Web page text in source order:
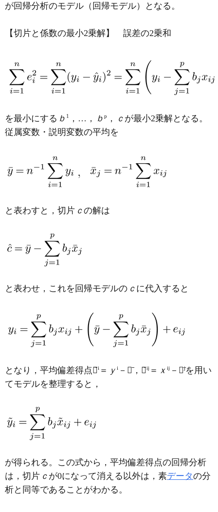
が回帰分析のモデル（回帰モデル）となる。
【切片と係数の最小2乗解】 誤差の2乗和
を最小にする ｂ 1 ，…， ｂ p ， ｃ が最小2乗解となる。
従属変数・説明変数の平均を
と表わすと，切片 ｃの解は
と表わせ，これを回帰モデルの ｃ に代入すると
となり，平均偏差得点ｙ̃i ＝ ｙ i － ｙ̄， ｘ̃ij ＝ ｘ ij － ｘ̄jを用い
てモデルを整理すると，
が得られる。この式から，平均偏差得点の回帰分析
は，切片 ｃ が0になって消える以外は，素データの分
析と同等であることがわかる。